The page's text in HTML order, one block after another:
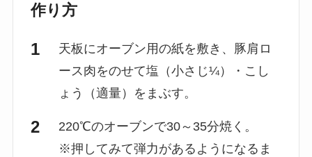
作り方
天板にオーブン用の紙を敷き、豚肩ロ
ース肉をのせて塩（小さじ¼）・こし
ょう（適量）をまぶす。
220℃のオーブンで30～35分焼く。
※押してみて弾力があるようになるま